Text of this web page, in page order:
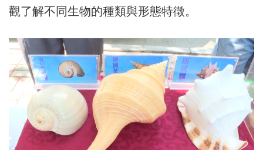
觀了解不同生物的種類與形態特徵。